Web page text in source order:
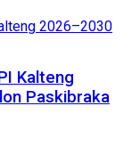
Kalteng
Paskibraka